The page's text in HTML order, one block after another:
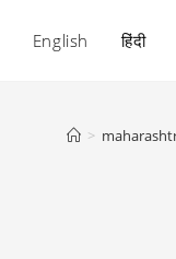
English हिंदी
>